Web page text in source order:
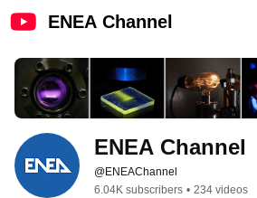
ENEA Channel
ENEA Channel
@ENEAChannel
6.04K subscribers • 234 videos